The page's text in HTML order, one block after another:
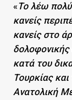
«Το λέω πολύ
κανείς
κανείς στο
δολοφονικής
κατά του
Τουρκίας
Ανατολική